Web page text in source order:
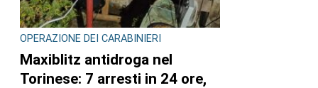
OPERAZIONE DEI CARABINIERI
Maxiblitz antidroga nel
Torinese: 7 arresti in 24 ore,